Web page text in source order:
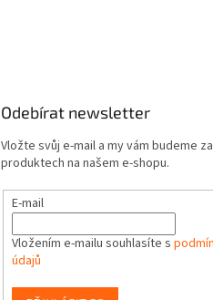
Odebírat newsletter
Vložte svůj e-mail a my vám budeme
produktech na našem e-shopu.
E-mail
Vložením e-mailu souhlasíte s
údajů